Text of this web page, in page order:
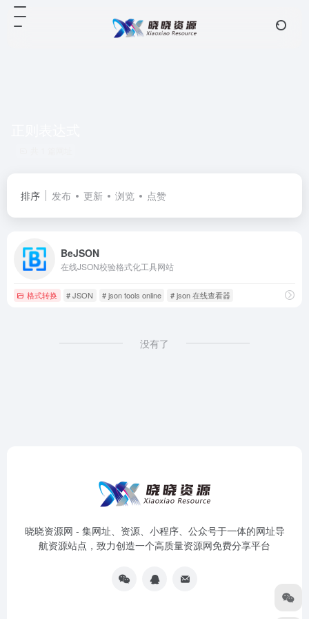
排序 发布 更新 浏览 点赞
BeJSON
在线JSON校验格式化工具网站
格式转换 # JSON # json tools online # json 在线查看器
没有了
晓晓资源网 - 集网址、资源、小程序、公众号于一体的网址导
航资源站点，致力创造一个高质量资源网免费分享平台